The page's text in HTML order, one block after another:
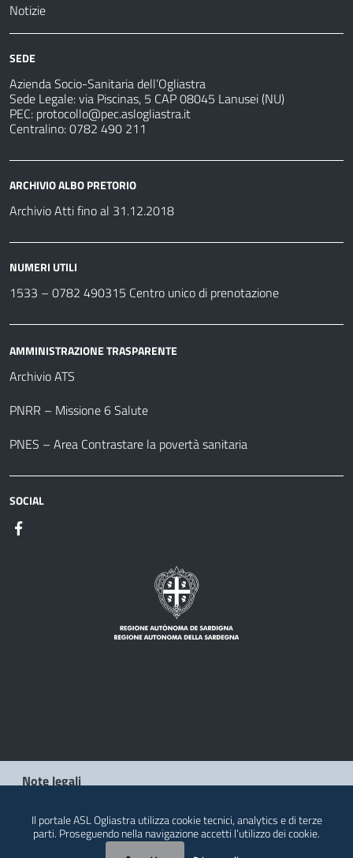
Notizie
SEDE
Azienda Socio-Sanitaria dell’Ogliastra
Sede Legale: via Piscinas, 5 CAP 08045 Lanusei (NU)
PEC: protocollo@pec.aslogliastra.it
Centralino: 0782 490 211
ARCHIVIO ALBO PRETORIO
Archivio Atti fino al 31.12.2018
NUMERI UTILI
1533 – 0782 490315 Centro unico di prenotazione
AMMINISTRAZIONE TRASPARENTE
Archivio ATS
PNRR – Missione 6 Salute
PNES – Area Contrastare la povertà sanitaria
SOCIAL
Note legali
Contatti
Il portale ASL Ogliastra utilizza cookie tecnici, analytics e di terze
parti. Proseguendo nella navigazione accetti l’utilizzo dei cookie.